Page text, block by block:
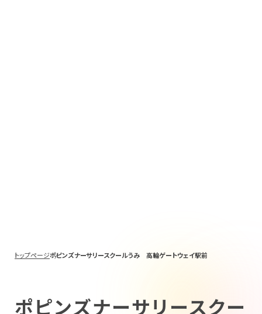
トップページポピンズナーサリースクールうみ 高輪ゲートウェイ駅前
ポピンズナーサリースクー